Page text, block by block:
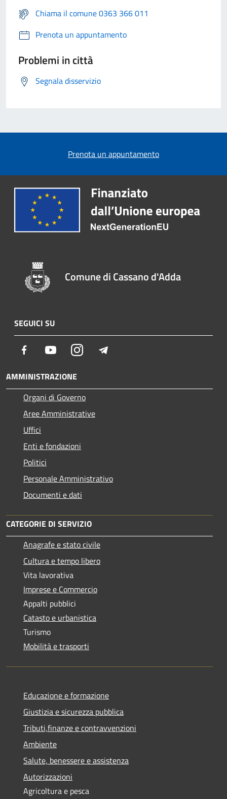
Chiama il comune 0363 366 011
Prenota un appuntamento
Problemi in città
Segnala disservizio
Prenota un appuntamento
Comune di Cassano d'Adda
SEGUICI SU
Facebook YoutubeInstagram
AMMINISTRAZIONE
Organi di Governo
Aree Amministrative
Uffici
Enti e fondazioni
Politici
Personale Amministrativo
Documenti e dati
CATEGORIE DI SERVIZIO
Anagrafe e stato civile
Cultura e tempo libero
Vita lavorativa
Imprese e Commercio
Appalti pubblici
Catasto e urbanistica
Turismo
Mobilità e trasporti
Educazione e formazione
Giustizia e sicurezza pubblica
Tributi,finanze e contravvenzioni
Ambiente
Salute, benessere e assistenza
Autorizzazioni
Agricoltura e pesca